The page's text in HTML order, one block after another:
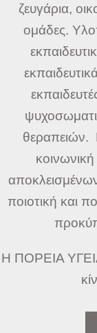
ζευγάρια,
ομάδες.
θεραπειών.
ποιοτική και
Η ΠΟΡΕΙΑ